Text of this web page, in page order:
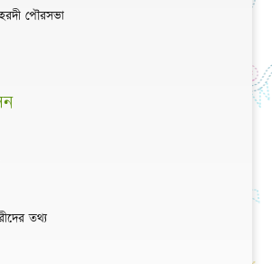
পৌরসভা
তথ্য